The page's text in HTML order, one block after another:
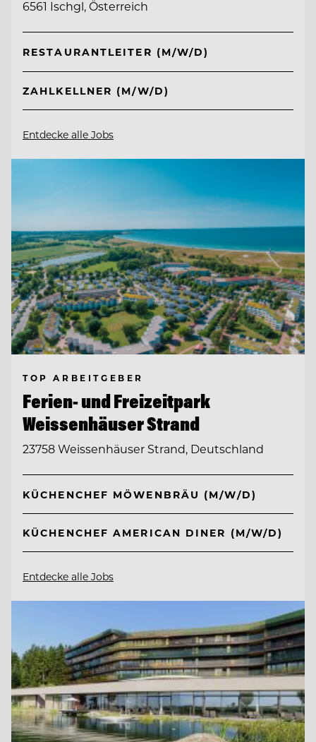
6561 Ischgl, Österreich
RESTAURANTLEITER (M/W/D)
ZAHLKELLNER (M/W/D)
Entdecke alle Jobs
TOP ARBEITGEBER
Ferien- und Freizeitpark
Weissenhäuser Strand
23758 Weissenhäuser Strand, Deutschland
KÜCHENCHEF MÖWENBRÄU (M/W/D)
KÜCHENCHEF AMERICAN DINER (M/W/D)
Entdecke alle Jobs